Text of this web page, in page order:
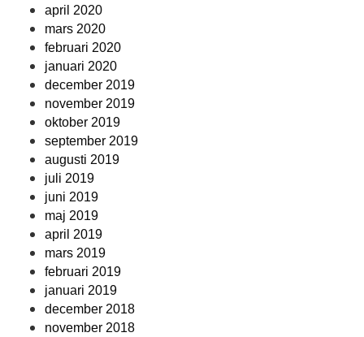
april 2020
mars 2020
februari 2020
januari 2020
december 2019
november 2019
oktober 2019
september 2019
augusti 2019
juli 2019
juni 2019
maj 2019
april 2019
mars 2019
februari 2019
januari 2019
december 2018
november 2018